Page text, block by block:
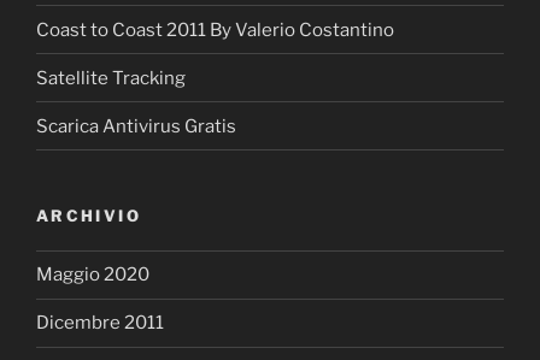
Coast to Coast 2011 By Valerio Costantino
Satellite Tracking
Scarica Antivirus Gratis
ARCHIVIO
Maggio 2020
Dicembre 2011